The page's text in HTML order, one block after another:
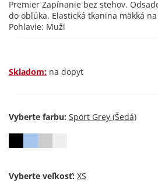
Premier Zapínanie bez stehov.
do oblúka. Elastická tkanina mäkká
Pohlavie: Muži
Skladom: na dopyt
Vyberte farbu:
Vyberte veľkosť: